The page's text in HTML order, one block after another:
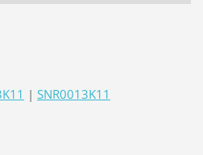
| SNR0013K11